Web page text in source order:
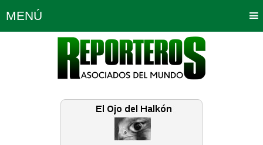
MENÚ
Política Opinión Bogotá
Planeta Tierra Deportes
Educación Neira